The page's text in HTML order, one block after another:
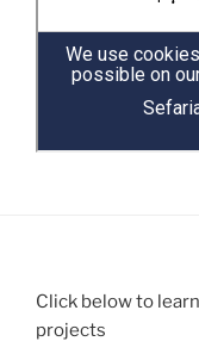
Click below to
projects